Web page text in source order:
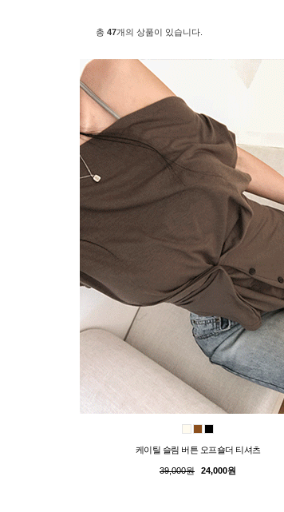
총 47개의 상품이 있습니다.
케이틸 슬림 버튼 오프숄더 티셔츠
39,000원 24,000원